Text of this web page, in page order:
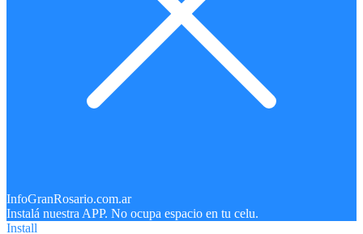
InfoGranRosario.com.ar
Instalá nuestra APP. No ocupa espacio en tu celu.
Install